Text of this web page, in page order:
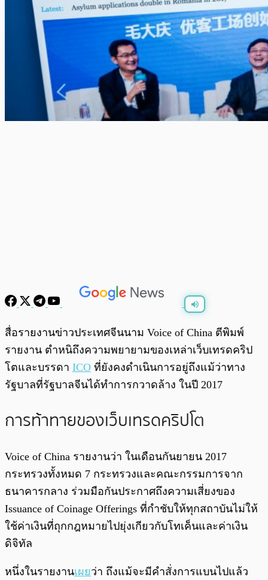
พร้อมเล่น /0:00
สื่อรายงานข่าวประเทศจีนนาม Voice of China ตีพิมพ์
รายงาน ตำหนิถึงความพยายามของเหล่าเว็บเทรดคริป
โตและบรรดา ICO ที่ยังคงดำเนินการอยู่ถึงแม้ว่าทาง
รัฐบาลที่รัฐบาลจีนได้ทำการกวาดล้าง ในปี 2017
การท้าทายของเว็บเทรดคริปโต
Voice of China รายงานว่า ในเดือนกันยายน 2017
กระทรวงทั้งหมด 7 กระทรวงและคณะกรรมการจาก
ธนาคารกลาง ร่วมมือกันประกาศถึงความเสี่ยงของ
Issuance of Coinage Offerings ที่กำชับให้ทุกสถาบันไม่ให้
ใช้ค่าเงินที่ถุกกฎหมายไปยุ่งเกียวกับโทเค็นและค่าเงิน
ดิจิทัล
หนึ่งในรายงานเผยว่า ถึงแม้จะมีคำสั่งการแบนไปแล้ว